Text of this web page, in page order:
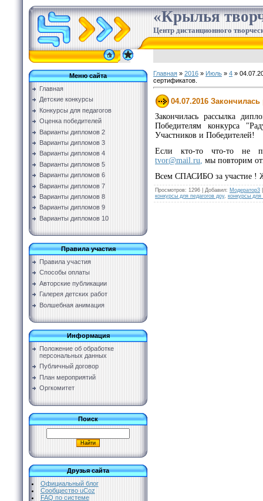
«Крылья
Центр дистанционного
Меню сайта
Главная
Детские конкурсы
Конкурсы для педагогов
Оценка победителей
Варианты дипломов 2
Варианты дипломов 3
Варианты дипломов 4
Варианты дипломов 5
Варианты дипломов 6
Варианты дипломов 7
Варианты дипломов 8
Варианты дипломов 9
Варианты дипломов 10
Правила участия
Правила участия
Способы оплаты
Авторские публикации
Галерея детских работ
Волшебная анимация
Информация
Положение об обработке
персональных данных
Публичный договор
План мероприятий
Оргкомитет
Поиск
Друзья сайта
Официальный блог
Сообщество uCoz
FAQ по системе
Главная » 2016 » Июль » 4 »
сертификатов.
04.07.2016
Закончилась рассылка
Победителям конкурса
Участников и Победителей!
Если кто-то что-то не
tvor@mail.ru мы повторим
Всем СПАСИБО за участие !
Просмотров: 1296 Добавил: Модератор3
конкурсы для педагогов доу, конкурсы